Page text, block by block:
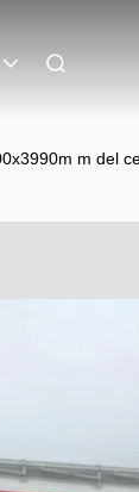
m del